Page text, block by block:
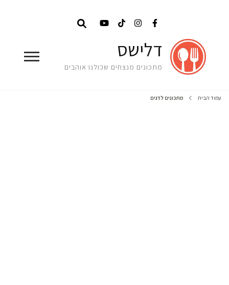
דלישס
מתכונים מנצחים שכולנו אוהבים
עמוד הבית מתכונים לדגים